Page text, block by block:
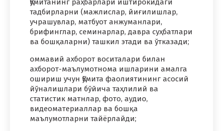
Қўмитанинг раҳбарлари иштирокидаги
тадбирларни (мажлислар, йиғилишлар,
учрашувлар, матбуот анжуманлари,
брифинглар, семинарлар, давра суҳбатлари
ва бошқаларни) ташкил этади ва ўтказади;
оммавий ахборот воситалари билан
ахборот-маълумотнома ишларини амалга
ошириш учун Қўмита фаолиятининг асосий
йўналишлари бўйича таҳлилий ва
статистик матнлар, фото, аудио,
видеоматериаллар ва бошқа
маълумотларни тайёрлайди;